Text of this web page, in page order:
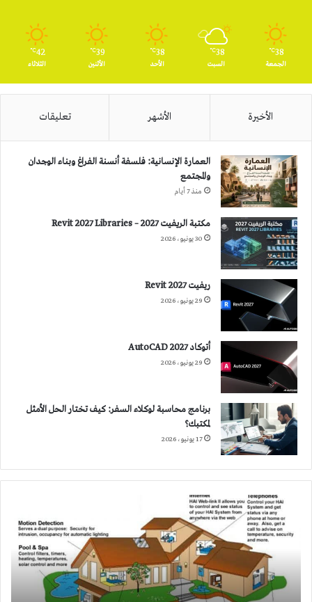
38
℃
الجمعة
38
℃
السبت
38
℃
الأحد
39
℃
الأثنين
42
℃
الثلاثاء
الأخيرة الأشهر تعليقات
العمارة الإنسانية: فلسفة أنسنة الفراغ وبناء الوجدان
والمجتمع
منذ 7 أيام
مكتبة الريفيت 2027 – Revit 2027 Libraries
30 يونيو، 2026
ريفيت 2027 Revit
29 يونيو، 2026
أتوكاد 2027 AutoCAD
29 يونيو، 2026
برنامج محاسبة لوكلاء السفر: كيف تختار الحل الأمثل
لمكتبك؟
17 يونيو، 2026
الذكية
تستجيب
وتتواصل